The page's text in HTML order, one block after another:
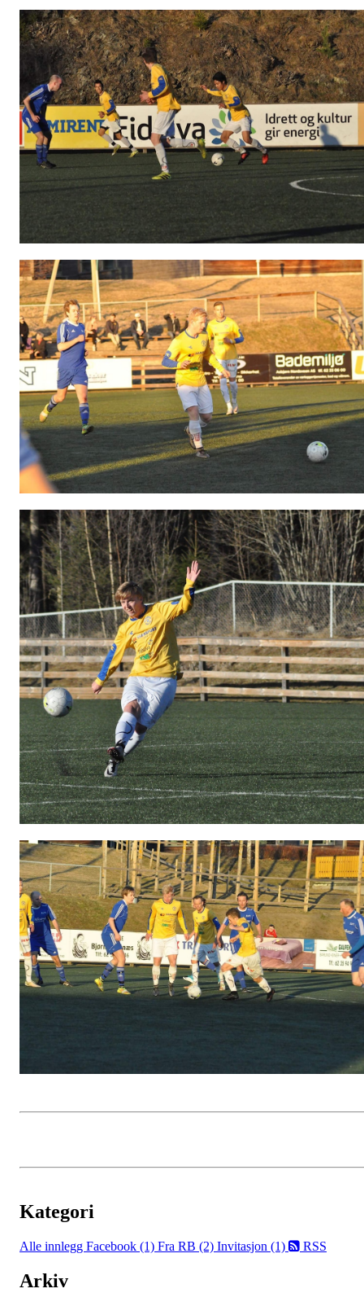
Kategori
Alle innlegg Facebook (1) Fra RB (2) Invitasjon (1) RSS
Arkiv